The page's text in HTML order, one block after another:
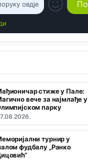
стиже у Пале:
вече за најмлађе у
парку
турнир у
фудбалу „Ранко